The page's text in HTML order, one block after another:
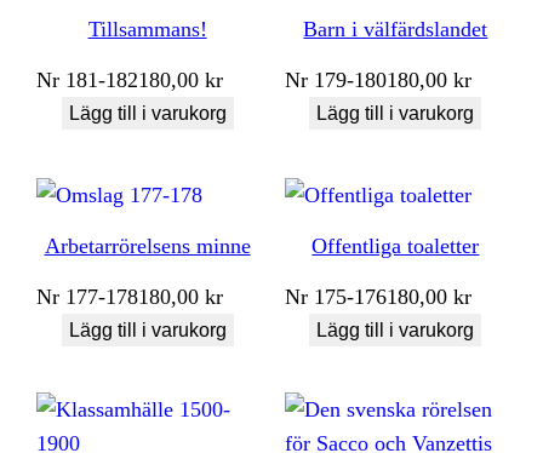
Tillsammans!
Nr 181-182180,00kr
Lägg till i varukorg
Barn i välfärdslandet
Nr 179-180180,00kr
Lägg till i varukorg
Arbetarrörelsens minne
Nr 177-178180,00kr
Lägg till i varukorg
Offentliga toaletter
Nr 175-176180,00kr
Lägg till i varukorg